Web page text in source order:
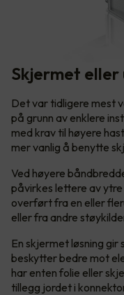
Skjermet eller
Det var tidligere mest
på grunn av enklere
med krav til høyere
mer vanlig å benytte
Ved høyere
påvirkes lettere av
overført fra en eller
eller fra andre
En skjermet løsning
beskytter bedre mot
har enten folie eller
tillegg jordet i